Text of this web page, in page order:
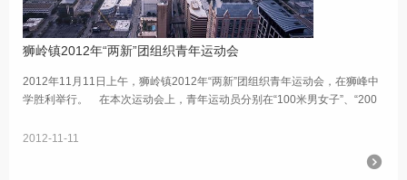
狮岭镇2012年“两新”团组织青年运动会
2012年11月11日上午，狮岭镇2012年“两新”团组织青年运动会，在狮峰中
学胜利举行。 在本次运动会上，青年运动员分别在“100米男女子”、“200
2012-11-11